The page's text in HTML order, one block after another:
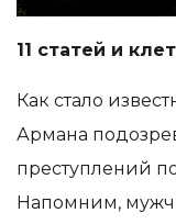
11 статей и
Как стало
Армана
преступлений по
Напомним,